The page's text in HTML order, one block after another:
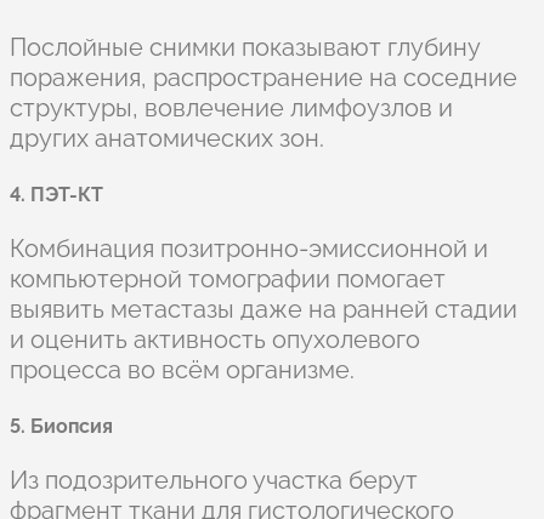
Послойные снимки показывают глубину
поражения, распространение на соседние
структуры, вовлечение лимфоузлов и
других анатомических зон.
4. ПЭТ-КТ
Комбинация позитронно-эмиссионной и
компьютерной томографии помогает
выявить метастазы даже на ранней стадии
и оценить активность опухолевого
процесса во всём организме.
5. Биопсия
Из подозрительного участка берут
фрагмент ткани для гистологического